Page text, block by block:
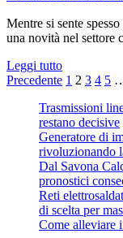
caldaie,
pompe
di
e
boiler
Mentre si sente
una novità nel settore
Leggi tuttoLeggi
di
su
Photo
Tiles:
Fotografica
per
le
Pareti
Paginazione
degli
articoli
Precedente 1 2 3 4 5
Trasmissioni
restano decisive
Generatore di
rivoluzionando
Dal Savona
pronostici
Reti
di scelta per
Come alleviare